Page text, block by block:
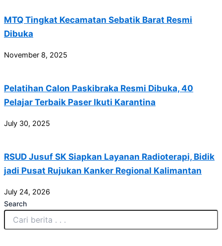
MTQ Tingkat Kecamatan Sebatik Barat Resmi
Dibuka
November 8, 2025
Pelatihan Calon Paskibraka Resmi Dibuka, 40
Pelajar Terbaik Paser Ikuti Karantina
July 30, 2025
RSUD Jusuf SK Siapkan Layanan Radioterapi, Bidik
jadi Pusat Rujukan Kanker Regional Kalimantan
July 24, 2026
Search